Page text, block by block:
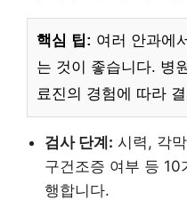
핵심 팁: 여러 안과에
는 것이 좋습니다. 병
료진의 경험에 따라
검사 단계: 시력, 각
구건조증 여부 등 10
행합니다.